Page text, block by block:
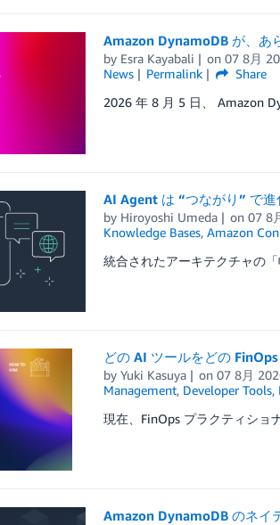
Amazon DynamoDB が、あ
by Esra Kayabali on07 8月
News
Permalink
Share
2026 年 8 月 5 日、 Amazon
AI Agent は “つながり” で
by Hiroyoshi Umeda on07 8
Knowledge Bases, Amazon
統合されたアーキテクチャの
どの AI ツールをどの
by Yuki Kasuya on07 8月
Management, Developer Tools,
現在、FinOps プラクティショ
Amazon DynamoDB のネイ